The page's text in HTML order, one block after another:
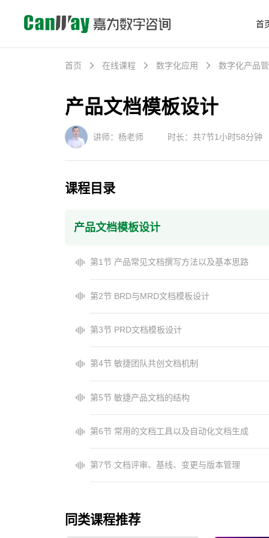
首
首页 在线课程 数字化应用 数字化产品
产品文档模板设计
讲师：杨老师 时长：共7节1小时58分钟
课程目录
产品文档模板设计
第1节 产品常见文档撰写方法以及基本思路
第2节 BRD与MRD文档模板设计
第3节 PRD文档模板设计
第4节 敏捷团队共创文档机制
第5节 敏捷产品文档的结构
第6节 常用的文档工具以及自动化文档生成
第7节 文档评审、基线、变更与版本管理
同类课程推荐